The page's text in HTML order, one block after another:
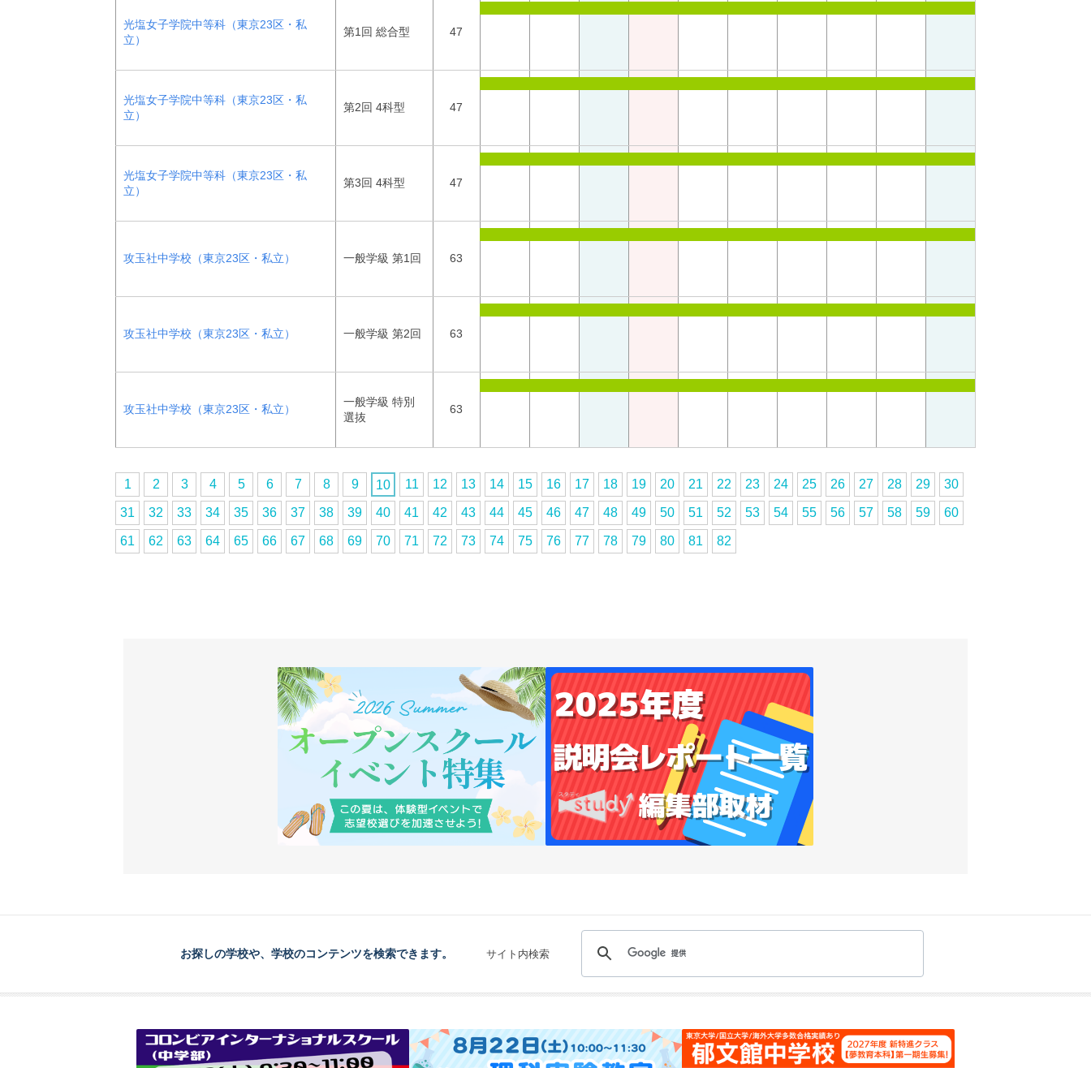
光塩女子学院中等科（東京23区・私
立）
第1回 総合型 47
光塩女子学院中等科（東京23区・私
立）
第2回 4科型 47
光塩女子学院中等科（東京23区・私
立）
第3回 4科型 47
攻玉社中学校（東京23区・私立） 一般学級 第1回 63
攻玉社中学校（東京23区・私立） 一般学級 第2回 63
攻玉社中学校（東京23区・私立）
一般学級 特別
選抜
63
1 2 3 4 5 6 7 8 9 10 11 12 13 14 15 16 17 18 19 20 21 22 23 24 25 26 27 28 29 30
31 32 33 34 35 36 37 38 39 40 41 42 43 44 45 46 47 48 49 50 51 52 53 54 55 56 57 58 59 60
61 62 63 64 65 66 67 68 69 70 71 72 73 74 75 76 77 78 79 80 81 82
お探しの学校や、学校のコンテンツを検索できます。 サイト内検索